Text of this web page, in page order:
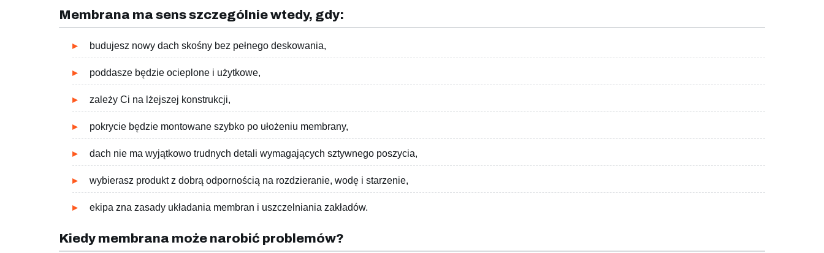
Membrana ma sens szczególnie wtedy, gdy:
budujesz nowy dach skośny bez pełnego deskowania,
poddasze będzie ocieplone i użytkowe,
zależy Ci na lżejszej konstrukcji,
pokrycie będzie montowane szybko po ułożeniu membrany,
dach nie ma wyjątkowo trudnych detali wymagających sztywnego poszycia,
wybierasz produkt z dobrą odpornością na rozdzieranie, wodę i starzenie,
ekipa zna zasady układania membran i uszczelniania zakładów.
Kiedy membrana może narobić problemów?